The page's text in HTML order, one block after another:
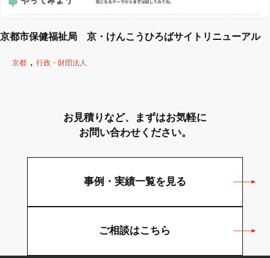
京都市保健福祉局 京・けんこうひろばサイトリニューアル
京都 行政・財団法人
お見積りなど、まずはお気軽に
お問い合わせください。
事例・実績一覧を見る
ご相談はこちら